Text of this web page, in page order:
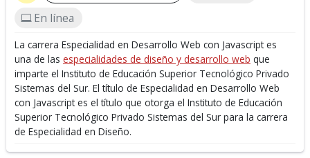
En línea
La carrera Especialidad en Desarrollo Web con Javascript es
una de las especialidades de diseño y desarrollo web que
imparte el Instituto de Educación Superior Tecnológico Privado
Sistemas del Sur. El título de Especialidad en Desarrollo Web
con Javascript es el título que otorga el Instituto de Educación
Superior Tecnológico Privado Sistemas del Sur para la carrera
de Especialidad en Diseño.